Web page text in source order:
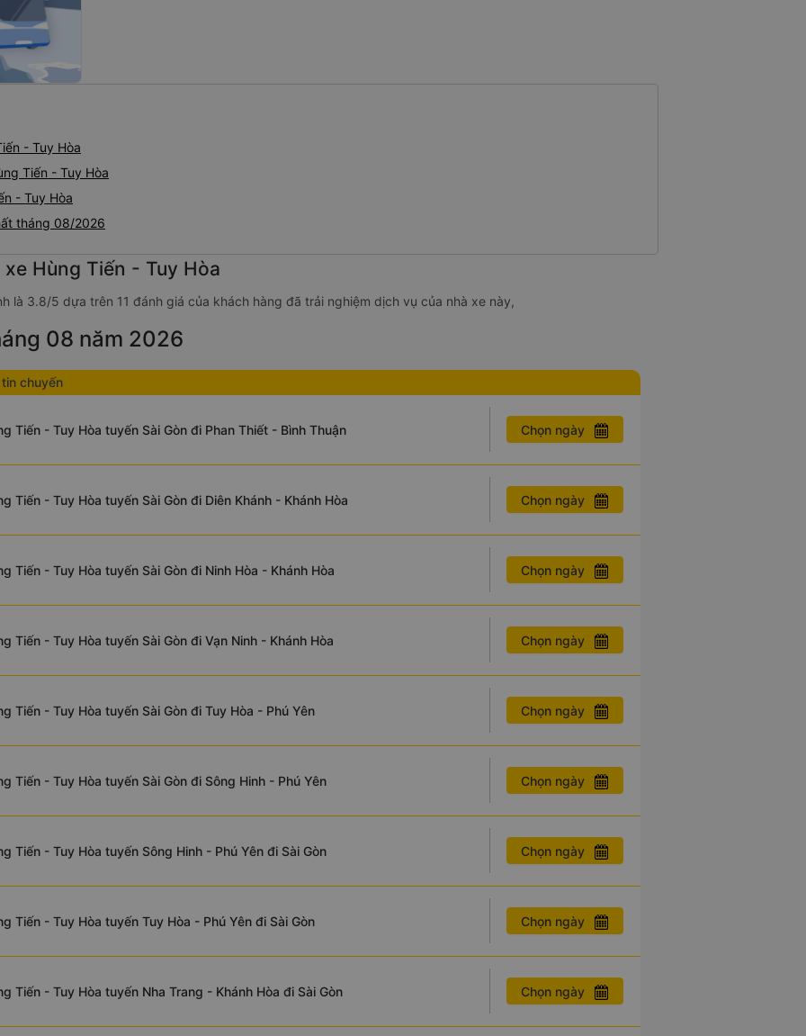
châm
thái độ hòa
Hùng Tiến
- Tuy Hòa
Tiến - Tuy Hòa
- Tuy Hòa
tháng 08/2026
Hùng Tiến - Tuy Hòa
là 3.8/5 dựa trên 11 đánh giá của khách hàng đã trải nghiệm dịch vụ của nhà xe này,
08 năm 2026
chuyến
Tiến - Tuy Hòa tuyến Sài Gòn đi Phan Thiết - Bình Thuận Chọn ngày
Tiến - Tuy Hòa tuyến Sài Gòn đi Diên Khánh - Khánh Hòa Chọn ngày
Tiến - Tuy Hòa tuyến Sài Gòn đi Ninh Hòa - Khánh Hòa Chọn ngày
Tiến - Tuy Hòa tuyến Sài Gòn đi Vạn Ninh - Khánh Hòa Chọn ngày
Tiến - Tuy Hòa tuyến Sài Gòn đi Tuy Hòa - Phú Yên Chọn ngày
Tiến - Tuy Hòa tuyến Sài Gòn đi Sông Hinh - Phú Yên Chọn ngày
Tiến - Tuy Hòa tuyến Sông Hinh - Phú Yên đi Sài Gòn Chọn ngày
Tiến - Tuy Hòa tuyến Tuy Hòa - Phú Yên đi Sài Gòn Chọn ngày
Tiến - Tuy Hòa tuyến Nha Trang - Khánh Hòa đi Sài Gòn Chọn ngày